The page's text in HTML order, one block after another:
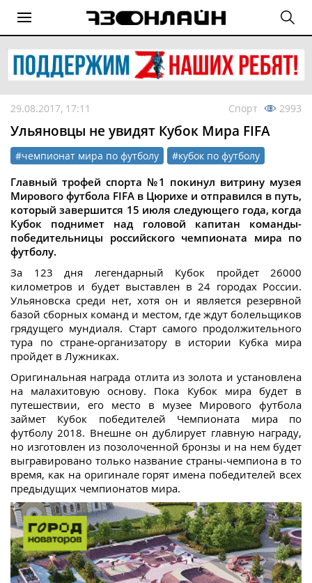
29.08.2017, 17:11 Спорт 2993
Ульяновцы не увидят Кубок Мира FIFA
#чемпионат мира по футболу #кубок по футболу
Главный трофей спорта №1 покинул витрину музея
Мирового футбола FIFA в Цюрихе и отправился в путь,
который завершится 15 июля следующего года, когда
Кубок поднимет над головой капитан команды-
победительницы российского чемпионата мира по
футболу.
За 123 дня легендарный Кубок пройдет 26000
километров и будет выставлен в 24 городах России.
Ульяновска среди нет, хотя он и является резервной
базой сборных команд и местом, где ждут болельщиков
грядущего мундиаля. Старт самого продолжительного
тура по стране-организатору в истории Кубка мира
пройдет в Лужниках.
Оригинальная награда отлита из золота и установлена
на малахитовую основу. Пока Кубок мира будет в
путешествии, его место в музее Мирового футбола
займет Кубок победителей Чемпионата мира по
футболу 2018. Внешне он дублирует главную награду,
но изготовлен из позолоченной бронзы и на нем будет
выгравировано только название страны-чемпиона в то
время, как на оригинале горят имена победителей всех
предыдущих чемпионатов мира.